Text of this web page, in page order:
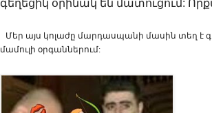
գեղեցիկ օրինակ են մատուցում:
Մեր այս կոլաժը մարդասպանի մասին տեղ է
մամուլի օրգաններում: